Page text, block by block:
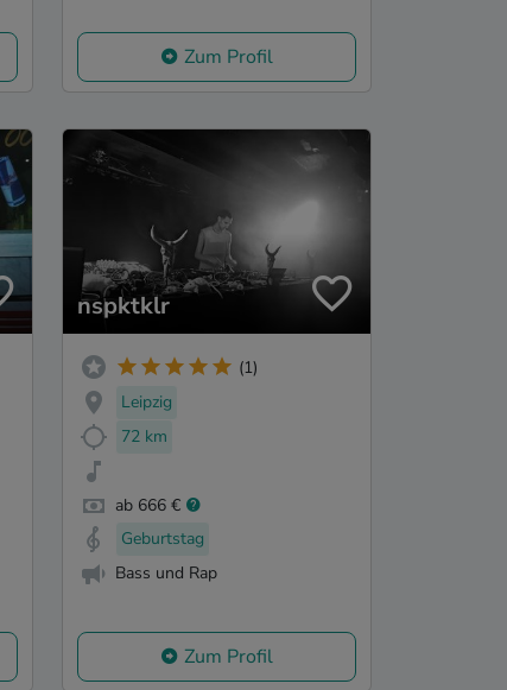
Zum Profil
nspktklr
(1)
Leipzig
72 km
ab 666 €
Geburtstag
Bass und Rap
Zum Profil